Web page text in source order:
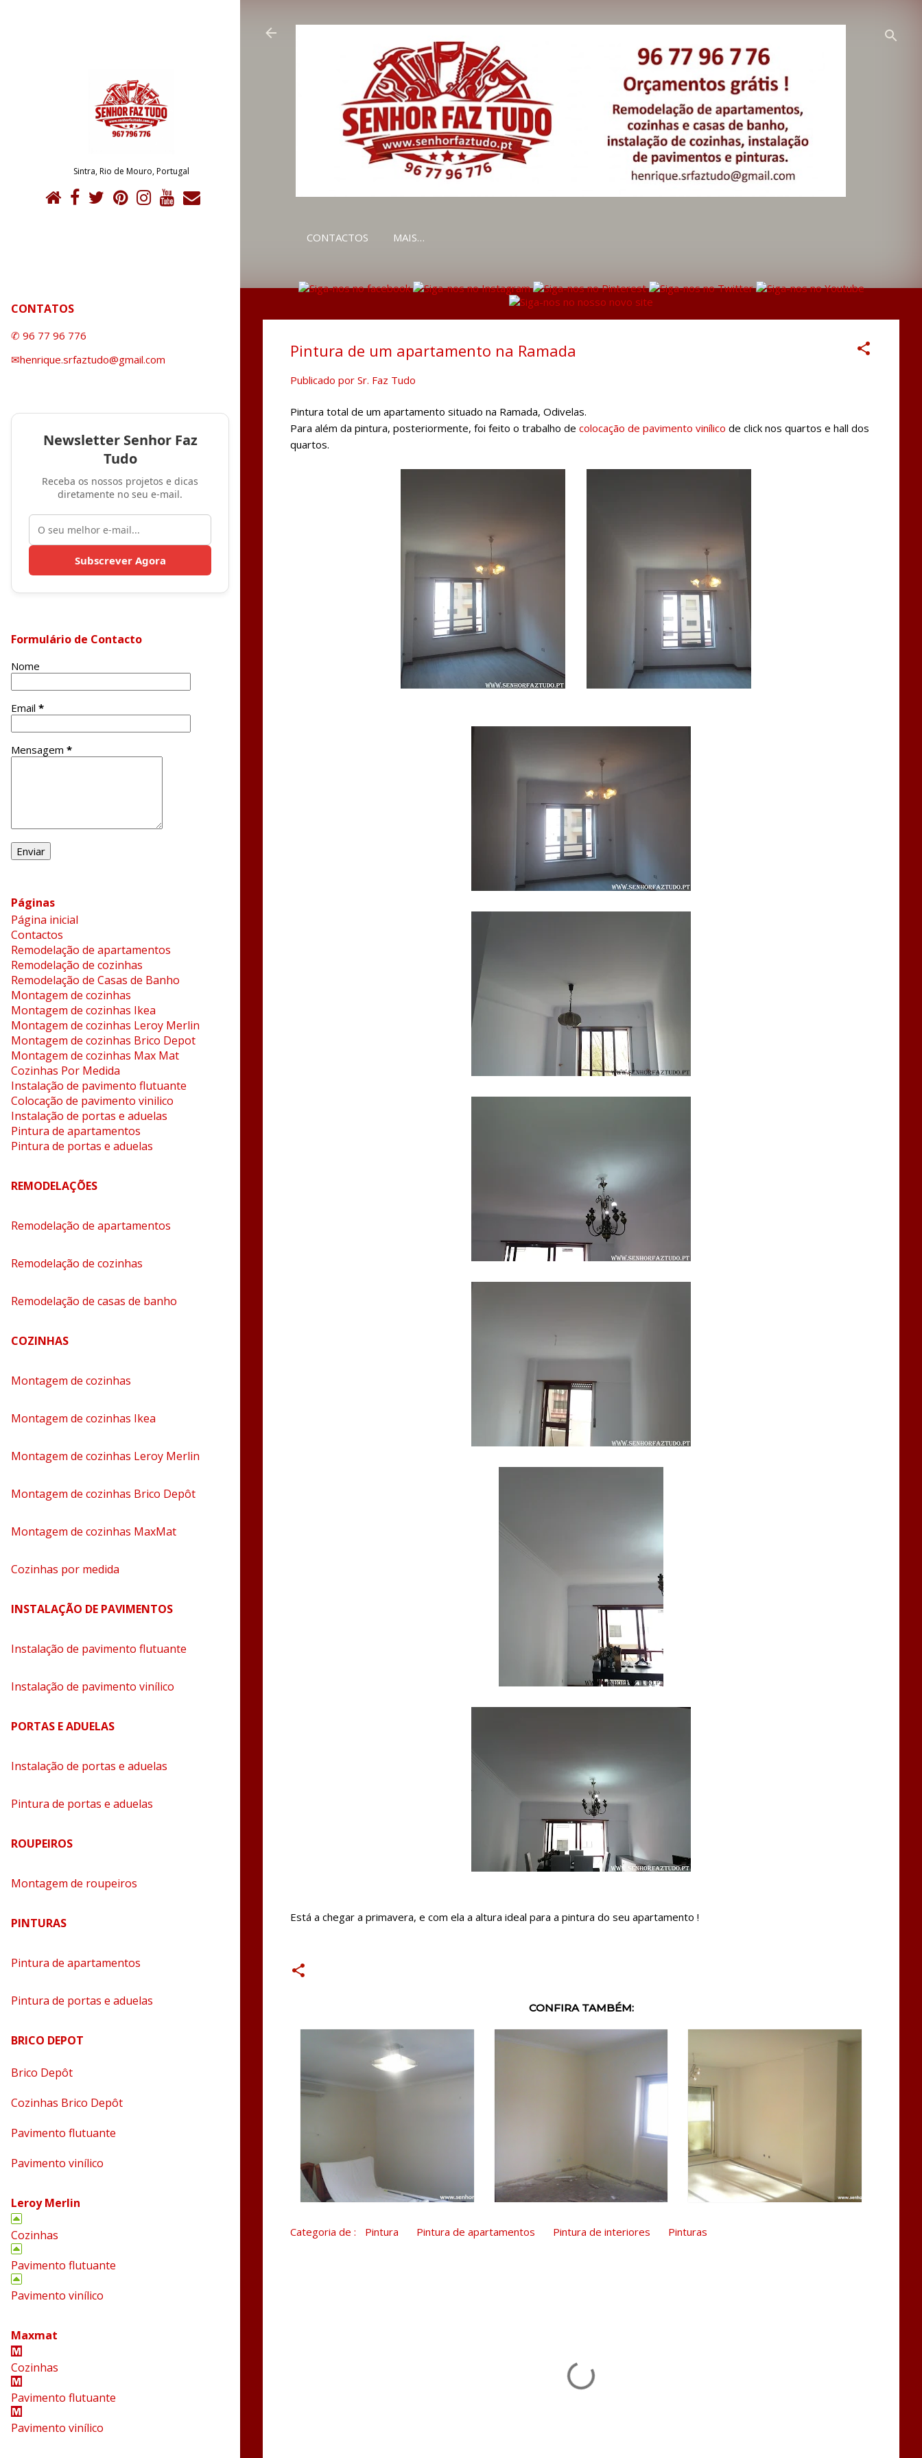
CONTACTOS MAIS…
Pintura de um apartamento na Ramada
Publicado por Sr. Faz Tudo
Pintura total de um apartamento situado na Ramada, Odivelas.
Para além da pintura, posteriormente, foi feito o trabalho de colocação de pavimento vinílico de click nos quartos e hall dos
quartos.
Está a chegar a primavera, e com ela a altura ideal para a pintura do seu apartamento !
CONFIRA TAMBÉM:
Categoria de : Pintura Pintura de apartamentos Pintura de interiores Pinturas
Sintra, Rio de Mouro, Portugal
CONTATOS
✆ 96 77 96 776
✉henrique.srfaztudo@gmail.com
Newsletter Senhor Faz
Tudo
Receba os nossos projetos e dicas
diretamente no seu e-mail.
Subscrever Agora
Formulário de Contacto
Nome
Email *
Mensagem *
Páginas
Página inicial
Contactos
Remodelação de apartamentos
Remodelação de cozinhas
Remodelação de Casas de Banho
Montagem de cozinhas
Montagem de cozinhas Ikea
Montagem de cozinhas Leroy Merlin
Montagem de cozinhas Brico Depot
Montagem de cozinhas Max Mat
Cozinhas Por Medida
Instalação de pavimento flutuante
Colocação de pavimento vinilico
Instalação de portas e aduelas
Pintura de apartamentos
Pintura de portas e aduelas
REMODELAÇÕES
Remodelação de apartamentos
Remodelação de cozinhas
Remodelação de casas de banho
COZINHAS
Montagem de cozinhas
Montagem de cozinhas Ikea
Montagem de cozinhas Leroy Merlin
Montagem de cozinhas Brico Depôt
Montagem de cozinhas MaxMat
Cozinhas por medida
INSTALAÇÃO DE PAVIMENTOS
Instalação de pavimento flutuante
Instalação de pavimento vinílico
PORTAS E ADUELAS
Instalação de portas e aduelas
Pintura de portas e aduelas
ROUPEIROS
Montagem de roupeiros
PINTURAS
Pintura de apartamentos
Pintura de portas e aduelas
BRICO DEPOT
Brico Depôt
Cozinhas Brico Depôt
Pavimento flutuante
Pavimento vinílico
Leroy Merlin
Cozinhas
Pavimento flutuante
Pavimento vinílico
Maxmat
Cozinhas
Pavimento flutuante
Pavimento vinílico